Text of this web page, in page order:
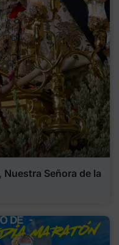
Señora de la